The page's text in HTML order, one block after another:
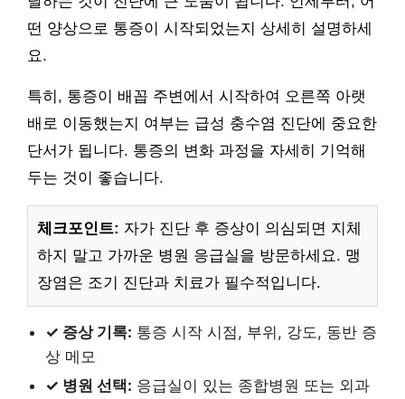
떤 양상으로 통증이 시작되었는지 상세히 설명하세
요.
특히, 통증이 배꼽 주변에서 시작하여 오른쪽 아랫
배로 이동했는지 여부는 급성 충수염 진단에 중요한
단서가 됩니다. 통증의 변화 과정을 자세히 기억해
두는 것이 좋습니다.
체크포인트: 자가 진단 후 증상이 의심되면 지체
하지 말고 가까운 병원 응급실을 방문하세요. 맹
장염은 조기 진단과 치료가 필수적입니다.
✓ 증상 기록: 통증 시작 시점, 부위, 강도, 동반 증
상 메모
✓ 병원 선택: 응급실이 있는 종합병원 또는 외과